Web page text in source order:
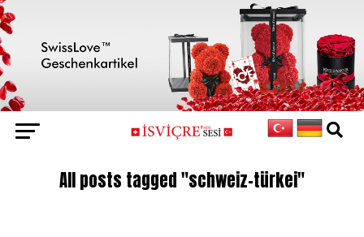
All posts tagged "schweiz-türkei"